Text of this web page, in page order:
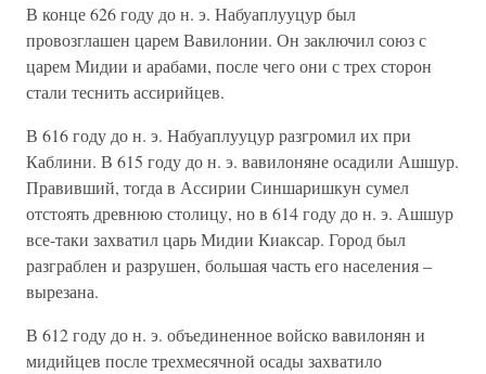
В конце 626 году до н. э. Набуаплууцур был
провозглашен царем Вавилонии. Он заключил союз с
царем Мидии и арабами, после чего они с трех сторон
стали теснить ассирийцев.
В 616 году до н. э. Набуаплууцур разгромил их при
Каблини. В 615 году до н. э. вавилоняне осадили Ашшур.
Правивший, тогда в Ассирии Синшаришкун сумел
отстоять древнюю столицу, но в 614 году до н. э. Ашшур
все-таки захватил царь Мидии Киаксар. Город был
разграблен и разрушен, большая часть его населения –
вырезана.
В 612 году до н. э. объединенное войско вавилонян и
мидийцев после трехмесячной осады захватило